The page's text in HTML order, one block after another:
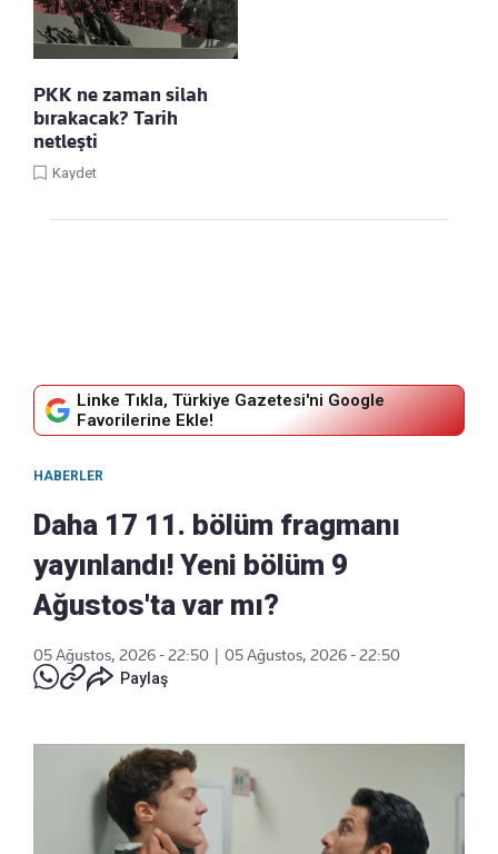
PKK ne zaman silah
bırakacak? Tarih
netleşti
Kaydet
Linke Tıkla, Türkiye Gazetesi'ni Google
Favorilerine Ekle!
HABERLER
Daha 17 11. bölüm fragmanı
yayınlandı! Yeni bölüm 9
Ağustos'ta var mı?
05 Ağustos, 2026 - 22:50
05 Ağustos, 2026 - 22:50
Paylaş